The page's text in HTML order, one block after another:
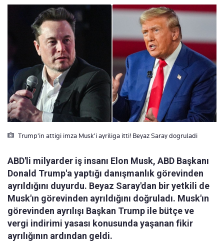
Trump'in attigi imza Musk'i ayriliga itti! Beyaz Saray dogruladi
ABD'li milyarder iş insanı Elon Musk, ABD Başkanı
Donald Trump'a yaptığı danışmanlık görevinden
ayrıldığını duyurdu. Beyaz Saray'dan bir yetkili de
Musk'ın görevinden ayrıldığını doğruladı. Musk'ın
görevinden ayrılışı Başkan Trump ile bütçe ve
vergi indirimi yasası konusunda yaşanan fikir
ayrılığının ardından geldi.